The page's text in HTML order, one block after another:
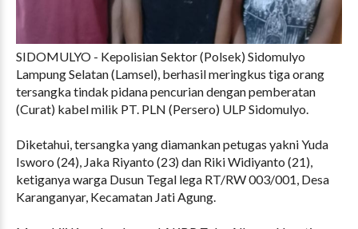
SIDOMULYO - Kepolisian Sektor (Polsek) Sidomulyo
Lampung Selatan (Lamsel), berhasil meringkus tiga orang
tersangka tindak pidana pencurian dengan pemberatan
(Curat) kabel milik PT. PLN (Persero) ULP Sidomulyo.
Diketahui, tersangka yang diamankan petugas yakni Yuda
Isworo (24), Jaka Riyanto (23) dan Riki Widiyanto (21),
ketiganya warga Dusun Tegal lega RT/RW 003/001, Desa
Karanganyar, Kecamatan Jati Agung.